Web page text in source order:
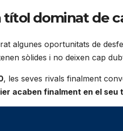
títol dominat de
algunes oportunitats de
sòlides i no deixen cap
, les seves rivals finalment
acaben finalment en el seu